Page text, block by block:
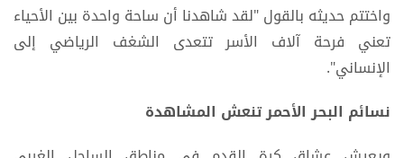
واختتم حديثه بالقول "لقد شاهدنا أن ساحة واحدة بين الأحياء
تعني فرحة آلاف الأسر تتعدى الشغف الرياضي إلى
الإنساني".
نسائم البحر الأحمر تنعش المشاهدة